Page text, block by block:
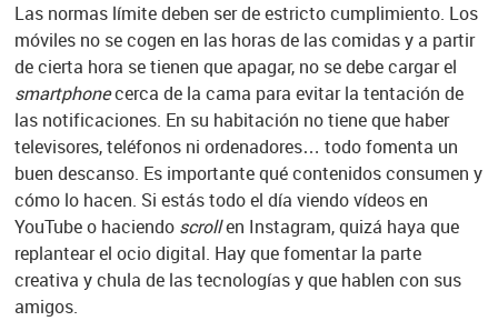
Las normas límite deben ser de estricto cumplimiento. Los
móviles no se cogen en las horas de las comidas y a partir
de cierta hora se tienen que apagar, no se debe cargar el
smartphonecerca de la cama para evitar la tentación de
las notificaciones. En su habitación no tiene que haber
televisores, teléfonos ni ordenadores… todo fomenta un
buen descanso. Es importante qué contenidos consumen y
cómo lo hacen. Si estás todo el día viendo vídeos en
YouTube o haciendo scrollen Instagram, quizá haya que
replantear el ocio digital. Hay que fomentar la parte
creativa y chula de las tecnologías y que hablen con sus
amigos.